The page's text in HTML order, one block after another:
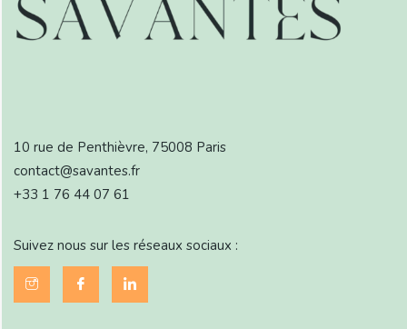
10 rue de Penthièvre, 75008 Paris
contact@savantes.fr
+33 1 76 44 07 61
Suivez nous sur les réseaux sociaux :